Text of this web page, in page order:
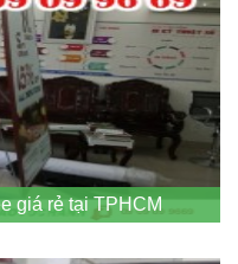
giá rẻ tại TPHCM